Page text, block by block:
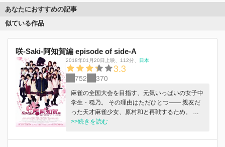
あなたにおすすめの記事
似ている作品
咲-Saki-阿知賀編 episode of side-A
2018年01月20日上映 112分 日本
3.3
752 370
麻雀の全国大会を目指す、元気いっぱいの女子中
学生・穏乃。 その理由はただひとつ―― 親友だ
った天才麻雀少女、原村和と再戦するため。 同
じ夢を持つ仲間を集めて進む、長くも険しい全国
>>続きを読む